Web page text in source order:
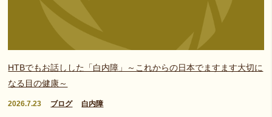
HTBでもお話しした「白内障」～これからの日本でますます大切に
なる目の健康～
2026.7.23 ブログ 白内障